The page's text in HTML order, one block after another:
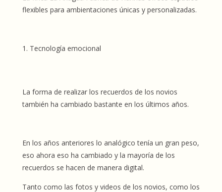
flexibles para ambientaciones únicas y personalizadas.
Tecnología emocional
La forma de realizar los recuerdos de los novios
también ha cambiado bastante en los últimos años.
En los años anteriores lo analógico tenía un gran peso,
eso ahora eso ha cambiado y la mayoría de los
recuerdos se hacen de manera digital.
Tanto como las fotos y videos de los novios, como los